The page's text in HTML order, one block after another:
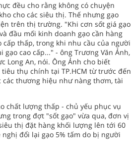
đều cho rằng không có chuyện
cho các siêu thị. Thế nhưng gạo
trên thị trường. "Khi cơn sốt giá gạo
đầu mối kinh doanh gạo cần hàng
cấp thấp, trong khi nhu cầu của người
gạo cao cấp..." - ông Trương Văn Ảnh,
Long An, nói. Ông Ảnh cho biết
thụ chính tại TP.HCM từ trước đến
các thương hiệu như nàng thơm, tài
chất lượng thấp - chủ yếu phục vụ
trong đợt "sốt gạo" vừa qua, đơn vị
thị đặt hàng khối lượng lên tới 60
nghị đổi lại gạo 5% tấm do bị người